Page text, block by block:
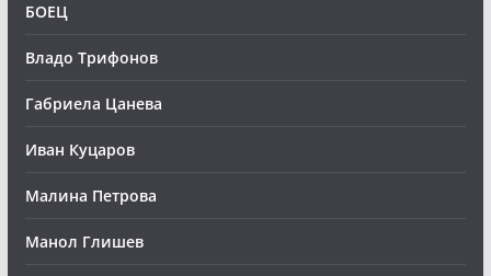
БОЕЦ
Владо Трифонов
Габриела Цанева
Иван Куцаров
Малина Петрова
Манол Глишев